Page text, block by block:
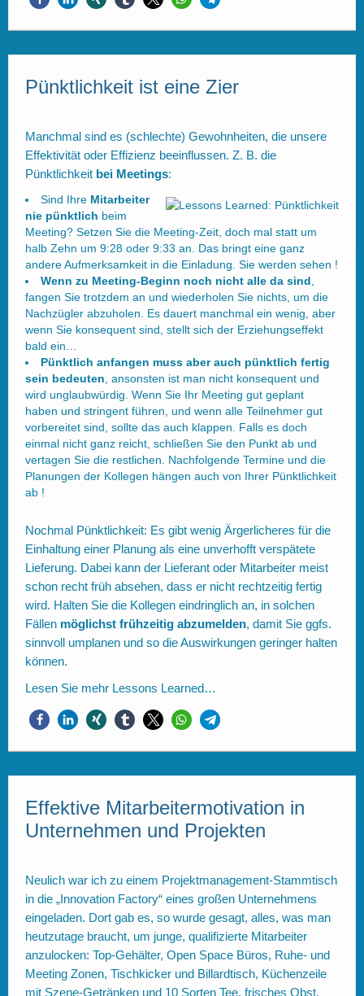
Pünktlichkeit ist eine Zier
Manchmal sind es (schlechte) Gewohnheiten, die unsere
Effektivität oder Effizienz beeinflussen. Z. B. die
Pünktlichkeit bei Meetings:
Sind Ihre Mitarbeiter
nie pünktlich beim
Meeting? Setzen Sie die Meeting-Zeit, doch mal statt um
halb Zehn um 9:28 oder 9:33 an. Das bringt eine ganz
andere Aufmerksamkeit in die Einladung. Sie werden sehen !
Wenn zu Meeting-Beginn noch nicht alle da sind
fangen Sie trotzdem an und wiederholen Sie nichts, um die
Nachzügler abzuholen. Es dauert manchmal ein wenig, aber
wenn Sie konsequent sind, stellt sich der Erziehungseffekt
bald ein…
Pünktlich anfangen muss aber auch pünktlich fertig
sein bedeuten , ansonsten ist man nicht konsequent und
wird unglaubwürdig. Wenn Sie Ihr Meeting gut geplant
haben und stringent führen, und wenn alle Teilnehmer gut
vorbereitet sind, sollte das auch klappen. Falls es doch
einmal nicht ganz reicht, schließen Sie den Punkt ab und
vertagen Sie die restlichen. Nachfolgende Termine und die
Planungen der Kollegen hängen auch von Ihrer Pünktlichkeit
ab !
Nochmal Pünktlichkeit: Es gibt wenig Ärgerlicheres für die
Einhaltung einer Planung als eine unverhofft verspätete
Lieferung. Dabei kann der Lieferant oder Mitarbeiter meist
schon recht früh absehen, dass er nicht rechtzeitig fertig
wird. Halten Sie die Kollegen eindringlich an, in solchen
Fällen möglichst frühzeitig abzumelden, damit Sie ggfs.
sinnvoll umplanen und so die Auswirkungen geringer halten
können.
Lesen Sie mehr Lessons Learned…
Effektive Mitarbeitermotivation in
Unternehmen und Projekten
Neulich war ich zu einem Projektmanagement-Stammtisch
in die „Innovation Factory“ eines großen Unternehmens
eingeladen. Dort gab es, so wurde gesagt, alles, was man
heutzutage braucht, um junge, qualifizierte Mitarbeiter
anzulocken: Top-Gehälter, Open Space Büros, Ruhe- und
Meeting Zonen, Tischkicker und Billardtisch, Küchenzeile
mit Szene-Getränken und 10 Sorten Tee, frisches Obst,